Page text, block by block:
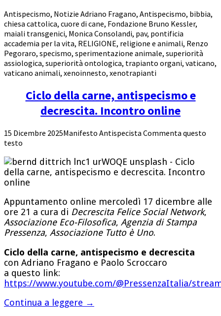
Antispecismo, Notizie Adriano Fragano, Antispecismo, bibbia,
chiesa cattolica, cuore di cane, Fondazione Bruno Kessler,
maiali transgenici, Monica Consolandi, pav, pontificia
accademia per la vita, RELIGIONE, religione e animali, Renzo
Pegoraro, specismo, sperimentazione animale, superiorità
assiologica, superiorità ontologica, trapianto organi, vaticano,
vaticano animali, xenoinnesto, xenotrapianti
Ciclo della carne, antispecismo e
decrescita. Incontro online
15 Dicembre 2025Manifesto Antispecista Commenta questo
testo
Appuntamento online mercoledì 17 dicembre alle
ore 21 a cura di Decrescita Felice Social Network,
Associazione Eco-Filosofica, Agenzia di Stampa
Pressenza, Associazione Tutto è Uno.
Ciclo della carne, antispecismo e decrescita
con Adriano Fragano e Paolo Scroccaro
a questo link:
https://www.youtube.com/@PressenzaItalia/
Continua a leggere →